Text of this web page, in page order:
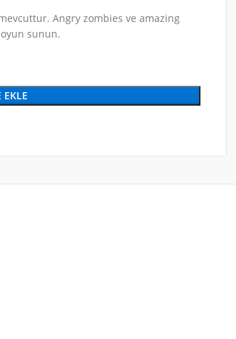
Angry zombies ve amazing
sunun.
EKLE